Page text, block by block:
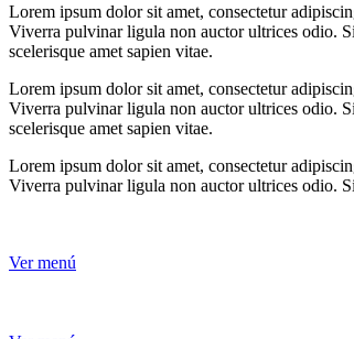
Lorem ipsum dolor sit amet, consectetur
Viverra pulvinar ligula non auctor ultrices odio.
scelerisque amet sapien vitae.
Lorem ipsum dolor sit amet, consectetur
Viverra pulvinar ligula non auctor ultrices odio.
scelerisque amet sapien vitae.
Lorem ipsum dolor sit amet, consectetur
Viverra pulvinar ligula non auctor ultrices odio.
Ver menú